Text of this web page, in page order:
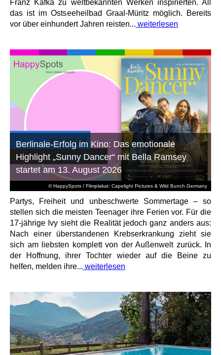
Franz Kafka zu weltbekannten Werken inspirierten. All
das ist im Ostseeheilbad Graal-Müritz möglich. Bereits
vor über einhundert Jahren reisten... weiterlesen
© HappySpots / Filmplakat: Capelight Pictures & Wild Bunch Germany
Berlinale-Erfolg im Kino: Das emotionale
Highlight „Sunny Dancer“ mit Bella Ramsey
startet am 13. August 2026
Partys, Freiheit und unbeschwerte Sommertage – so
stellen sich die meisten Teenager ihre Ferien vor. Für die
17-jährige Ivy sieht die Realität jedoch ganz anders aus:
Nach einer überstandenen Krebserkrankung zieht sie
sich am liebsten komplett von der Außenwelt zurück. In
der Hoffnung, ihrer Tochter wieder auf die Beine zu
helfen, melden ihre... weiterlesen